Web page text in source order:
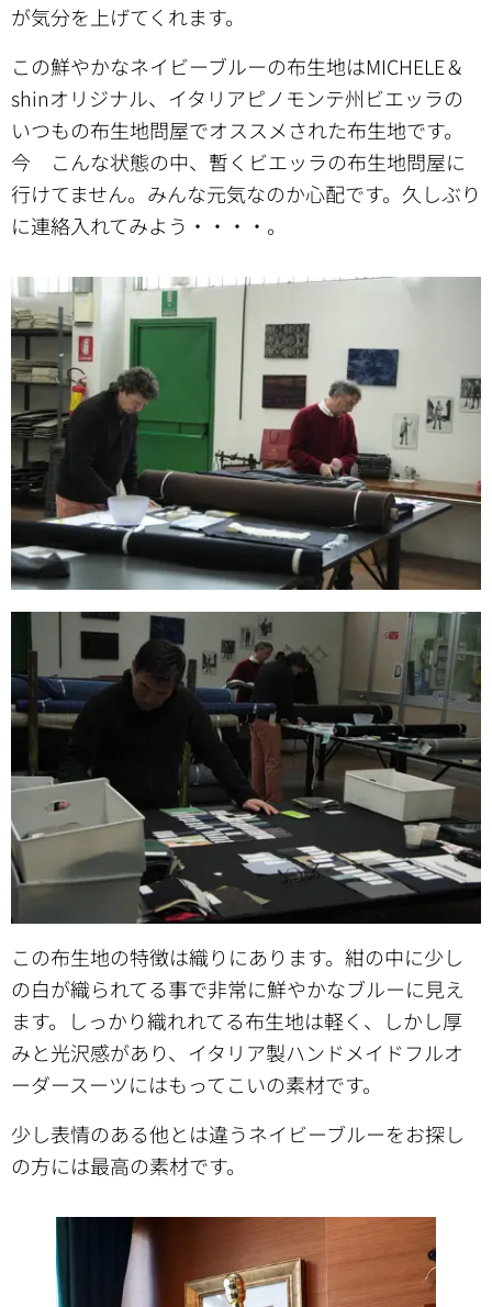
が気分を上げてくれます。
この鮮やかなネイビーブルーの布生地はMICHELE＆
shinオリジナル、イタリアピノモンテ州ビエッラの
いつもの布生地問屋でオススメされた布生地です。
今 こんな状態の中、暫くビエッラの布生地問屋に
行けてません。みんな元気なのか心配です。久しぶり
に連絡入れてみよう・・・・。
この布生地の特徴は織りにあります。紺の中に少し
の白が織られてる事で非常に鮮やかなブルーに見え
ます。しっかり織れれてる布生地は軽く、しかし厚
みと光沢感があり、イタリア製ハンドメイドフルオ
ーダースーツにはもってこいの素材です。
少し表情のある他とは違うネイビーブルーをお探し
の方には最高の素材です。